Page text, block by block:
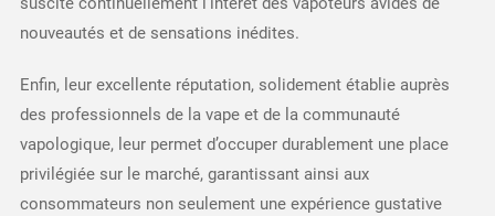
nouveautés et de sensations inédites.
Enfin, leur excellente réputation, solidement établie auprès
des professionnels de la vape et de la communauté
vapologique, leur permet d’occuper durablement une place
privilégiée sur le marché, garantissant ainsi aux
consommateurs non seulement une expérience gustative